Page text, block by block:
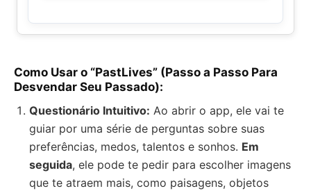
Como Usar o “PastLives” (Passo a Passo Para
Desvendar Seu Passado):
Questionário Intuitivo: Ao abrir o app, ele vai te
guiar por uma série de perguntas sobre suas
preferências, medos, talentos e sonhos. Em
seguida, ele pode te pedir para escolher imagens
que te atraem mais, como paisagens, objetos